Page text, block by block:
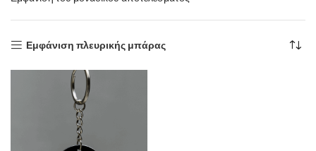
Εμφάνιση πλευρικής μπάρας